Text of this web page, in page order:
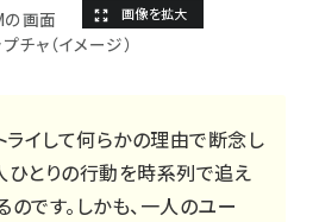
の画面
チャ（イメージ）
イして何らかの理由で断念し
ひとりの行動を時系列で追え
のです。しかも、一人のユー